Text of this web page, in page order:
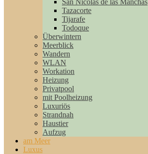
San Nicolás de las Manchas
Tazacorte
Tijarafe
Todoque
Überwintern
Meerblick
Wandern
WLAN
Workation
Heizung
Privatpool
mit Poolheizung
Luxuriös
Strandnah
Haustier
Aufzug
am Meer
Luxus